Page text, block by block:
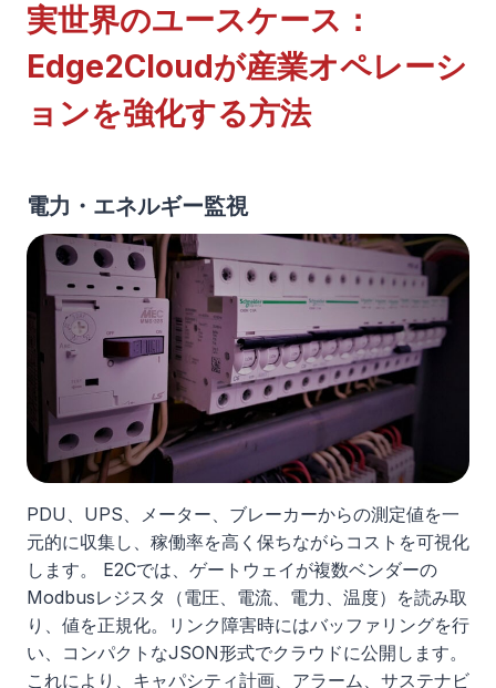
実世界のユースケース：
Edge2Cloudが産業オペレーシ
ョンを強化する方法
電力・エネルギー監視
PDU、UPS、メーター、ブレーカーからの測定値を一
元的に収集し、稼働率を高く保ちながらコストを可視化
します。 E2Cでは、ゲートウェイが複数ベンダーの
Modbusレジスタ（電圧、電流、電力、温度）を読み取
り、値を正規化。リンク障害時にはバッファリングを行
い、コンパクトなJSON形式でクラウドに公開します。
これにより、キャパシティ計画、アラーム、サステナビ